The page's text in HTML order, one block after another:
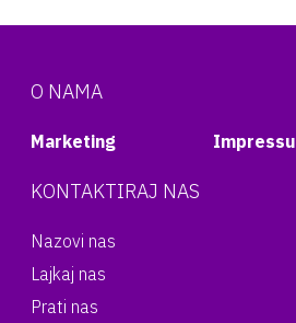
O NAMA
Marketing
KONTAKTIRAJ NAS
Nazovi nas
Lajkaj nas
Prati nas